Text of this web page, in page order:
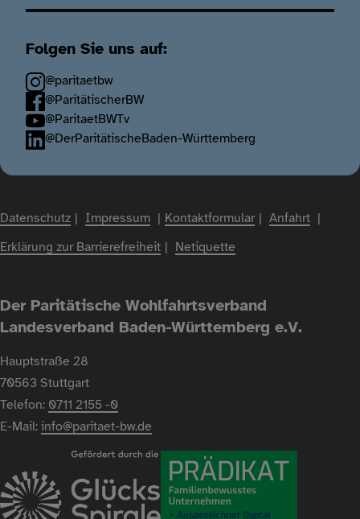
Folgen Sie uns auf:
@paritaetbw
@ParitätischerBW
@ParitaetBWTv
@DerParitätischeBaden-Württemberg
Fußzeile
Datenschutz Impressum Kontaktformular
Anfahrt
Erklärung zur Barrierefreiheit
Netiquette
Der Paritätische Wohlfahrtsverband
Landesverband Baden-Württemberg e.V.
Hauptstraße 28
70563 Stuttgart
Telefon: 0711 2155 -0
E-Mail: info@paritaet-bw.de